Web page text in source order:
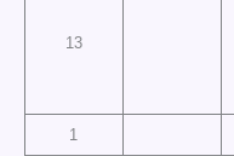
13
1